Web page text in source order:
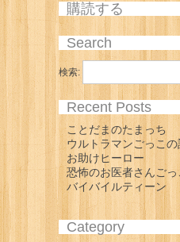
購読する
Search
検索:
Recent Posts
ことだまのたまっち
ウルトラマンごっこの
お助けヒーロー
恐怖のお医者さんごっ
バイバイルティーン
Category